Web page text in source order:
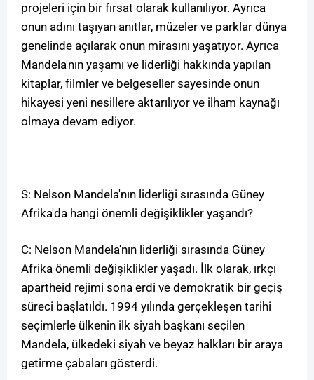
projeleri için bir fırsat olarak kullanılıyor. Ayrıca
onun adını taşıyan anıtlar, müzeler ve parklar dünya
genelinde açılarak onun mirasını yaşatıyor. Ayrıca
Mandela'nın yaşamı ve liderliği hakkında yapılan
kitaplar, filmler ve belgeseller sayesinde onun
hikayesi yeni nesillere aktarılıyor ve ilham kaynağı
olmaya devam ediyor.
S: Nelson Mandela'nın liderliği sırasında Güney
Afrika'da hangi önemli değişiklikler yaşandı?
C: Nelson Mandela'nın liderliği sırasında Güney
Afrika önemli değişiklikler yaşadı. İlk olarak, ırkçı
apartheid rejimi sona erdi ve demokratik bir geçiş
süreci başlatıldı. 1994 yılında gerçekleşen tarihi
seçimlerle ülkenin ilk siyah başkanı seçilen
Mandela, ülkedeki siyah ve beyaz halkları bir araya
getirme çabaları gösterdi.